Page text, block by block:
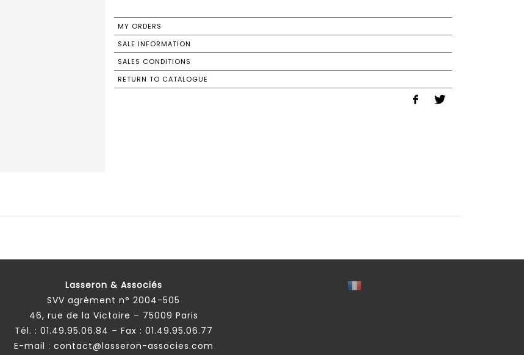
MY ORDERS
SALE INFORMATION
SALES CONDITIONS
RETURN TO CATALOGUE
Lasseron & Associés
SVV agrément n° 2004-505
46, rue de la Victoire – 75009 Paris
Tél. : 01.49.95.06.84 – Fax : 01.49.95.06.77
E-mail : contact@lasseron-associes.com